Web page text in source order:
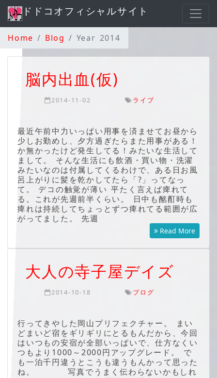
ドドコオフィシャルサイト
Home Blog Year 2014
脳内出血(仮)
2014-11-02 ライブ
最近午前中力いっぱい用事を済ませてお昼から
少しお勤めし、夕方過ぎたらまた用事がある！
か無かったけど発生してる！みたいな生活して
まして。 そんな生活にも飲酒・買い物・洗濯
みたいなのは付属してくるわけで、ある日お風
呂上がりに髪を乾かしてたら「?」ってなっ
て。 デコの触覚が薄い 平たく言えば痺れて
る。これが先週前半くらい。 日中も酩酊時も
痺れは持続してちょっとずつ痺れてる範囲が広
がってました。 先週
Read More
大人の寺子屋デイズ
2014-10-18 ブログ
行ってきやした岡山プリフェクチャー。 まい
どまいど宿をギリギリにとるもんだから、今回
はいつもの安宿が全部いっぱいで、仕方なくい
つもより1000～2000円アップグレード。 で
も一泊千円違うとこうも違うもんかって思った
ね。 写真でうまく伝わらないかもしれ